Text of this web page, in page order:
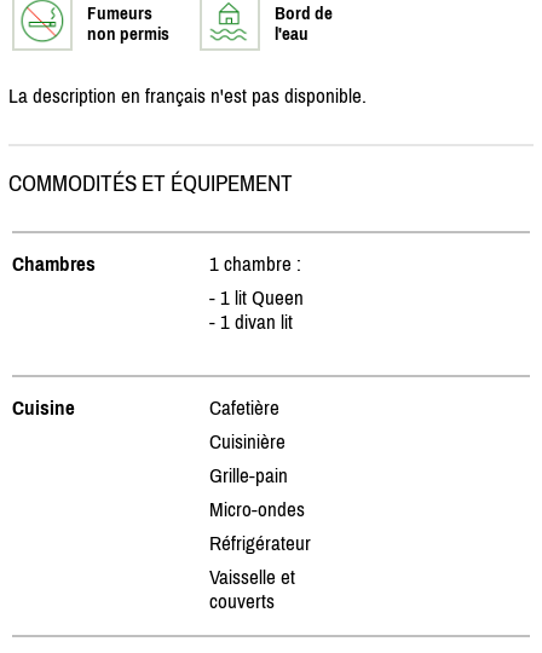
Fumeurs
non permis
Bord de
l'eau
La description en français n'est pas disponible.
COMMODITÉS ET ÉQUIPEMENT
Chambres
1 chambre :
- 1 lit Queen
- 1 divan lit
Cuisine
Cafetière
Cuisinière
Grille-pain
Micro-ondes
Réfrigérateur
Vaisselle et
couverts